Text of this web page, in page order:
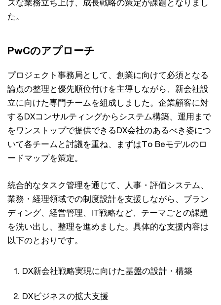
ズな業務立ち上げ、成長戦略の策定が課題となりまし
た。
PwCのアプローチ
プロジェクト事務局として、創業に向けて必須となる
論点の整理と優先順位付けを主導しながら、新会社設
立に向けた専門チームを組成しました。企業顧客に対
するDXコンサルティングからシステム構築、運用まで
をワンストップで提供できるDX会社のあるべき姿につ
いて各チームと討議を重ね、まずはTo Beモデルのロ
ードマップを策定。
統合的なタスク管理を通じて、人事・評価システム、
業務・経理領域での制度設計を支援しながら、ブラン
ディング、経営管理、IT戦略など、テーマごとの課題
を洗い出し、整理を進めました。具体的な支援内容は
以下のとおりです。
DX新会社戦略実現に向けた基盤の設計・構築
DXビジネスの拡大支援